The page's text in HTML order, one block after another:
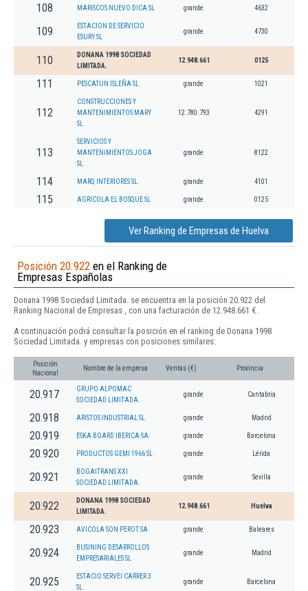
108 MARISCOS NUEVO DICA SL grande 4632
109
ESTACION DE SERVICIO
ESURY SL
grande 4730
110
DONANA 1998 SOCIEDAD
LIMITADA.
12.948.661 0125
111 PESCATUN ISLEÑA SL grande 1021
112
CONSTRUCCIONES Y
MANTENIMIENTOS MARY
SL
12.780.793 4291
113
SERVICIOS Y
MANTENIMIENTOS JOGA
SL
grande 8122
114 MARQ INTERIORES SL. grande 4101
115 AGRICOLA EL BOSQUE SL grande 0125
Ver Ranking de Empresas de Huelva
Posición 20.922 en el Ranking de
Empresas Españolas
Donana 1998 Sociedad Limitada. se encuentra en la posición 20.922 del
Ranking Nacional de Empresas , con una facturación de 12.948.661 €.
A continuación podrá consultar la posición en el ranking de Donana 1998
Sociedad Limitada. y empresas con posiciones similares:
Posición
Nacional
Nombre de la empresa Ventas (€) Provincia
20.917
GRUPO ALPOMAC
SOCIEDAD LIMITADA.
grande Cantabria
20.918 ARISTOS INDUSTRIAL SL grande Madrid
20.919 ESKA BOARD IBERICA SA. grande Barcelona
20.920 PRODUCTOS GEMI 1966 SL grande Lérida
20.921
BOGAITRANS XXI
SOCIEDAD LIMITADA.
grande Sevilla
20.922
DONANA 1998 SOCIEDAD
LIMITADA.
12.948.661 Huelva
20.923 AVICOLA SON PEROT SA grande Baleares
20.924
BUSINING DESARROLLOS
EMPRESARIALES SL
grande Madrid
20.925
ESTACIO SERVEI CARRER 3
SL.
grande Barcelona